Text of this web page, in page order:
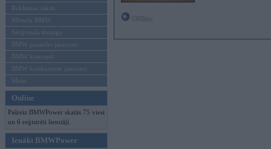
Reklāmas raksti
Mēneša BMW
Sērijveida tūnings
BMW pasaules jaunumi
BMW koncepti
BMW konkurentu jaunumi
Moto
Online
Pašreiz BMWPower skatās 75 viesi
un 6 reģistrēti lietotāji.
Ienākt BMWPower